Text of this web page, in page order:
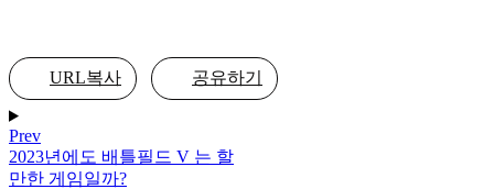
URL복사 공유하기
Prev
2023년에도 배틀필드 V 는 할
만한 게임일까?